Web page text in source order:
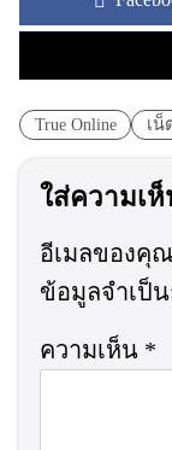
True Online เน็
ใส่ความเ
อีเมลของคุ
ข้อมูลจำเป็
ความเห็น *